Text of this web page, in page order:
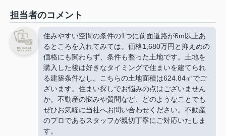
担当者のコメント
住みやすい空間の条件の1つに前面道路が6m以上あ
るところを入れてみては。価格1,680万円と抑えめの
価格にも関わらず、条件も整った土地です。土地を
購入した後は好きなタイミングで住まいを建てられ
る建築条件なし。こちらの土地面積は624.84㎡でご
ざいます。住まい探しでお悩みの点はございません
か。不動産の悩みや質問など、どのようなことでも
ぜひお気軽に当社へお問い合わせください。不動産
のプロであるスタッフが親切丁寧にご対応いたしま
す。